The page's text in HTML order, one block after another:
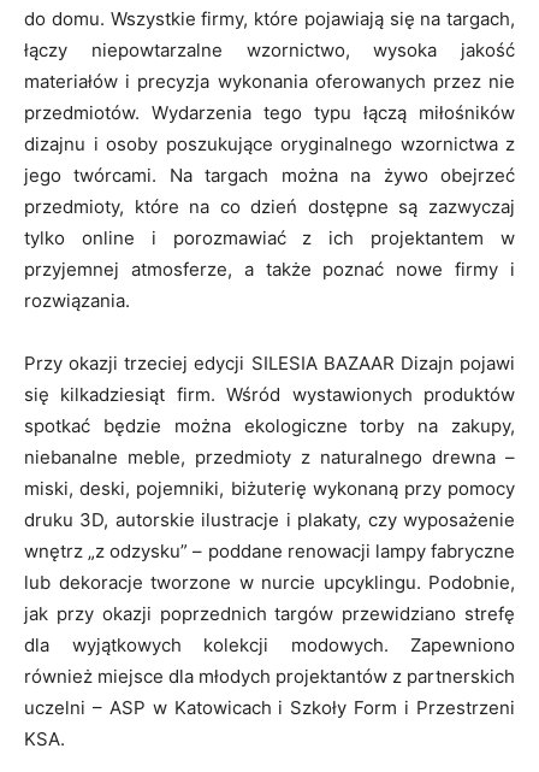
do domu. Wszystkie firmy, które pojawiają się na targach,
łączy niepowtarzalne wzornictwo, wysoka jakość
materiałów i precyzja wykonania oferowanych przez nie
przedmiotów. Wydarzenia tego typu łączą miłośników
dizajnu i osoby poszukujące oryginalnego wzornictwa z
jego twórcami. Na targach można na żywo obejrzeć
przedmioty, które na co dzień dostępne są zazwyczaj
tylko online i porozmawiać z ich projektantem w
przyjemnej atmosferze, a także poznać nowe firmy i
rozwiązania.
Przy okazji trzeciej edycji SILESIA BAZAAR Dizajn pojawi
się kilkadziesiąt firm. Wśród wystawionych produktów
spotkać będzie można ekologiczne torby na zakupy,
niebanalne meble, przedmioty z naturalnego drewna –
miski, deski, pojemniki, biżuterię wykonaną przy pomocy
druku 3D, autorskie ilustracje i plakaty, czy wyposażenie
wnętrz „z odzysku” – poddane renowacji lampy fabryczne
lub dekoracje tworzone w nurcie upcyklingu. Podobnie,
jak przy okazji poprzednich targów przewidziano strefę
dla wyjątkowych kolekcji modowych. Zapewniono
również miejsce dla młodych projektantów z partnerskich
uczelni – ASP w Katowicach i Szkoły Form i Przestrzeni
KSA.